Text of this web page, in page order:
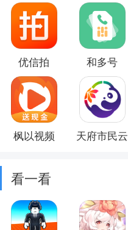
优信拍 和多号
枫以视频 天府市民云
看一看